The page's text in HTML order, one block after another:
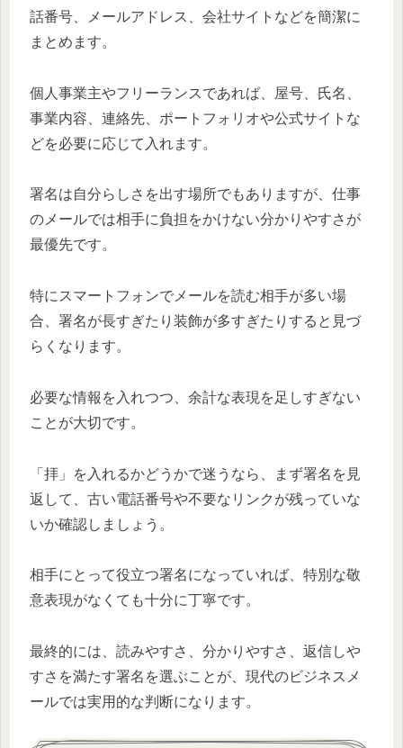
話番号、メールアドレス、会社サイトなどを簡潔に
まとめます。
個人事業主やフリーランスであれば、屋号、氏名、
事業内容、連絡先、ポートフォリオや公式サイトな
どを必要に応じて入れます。
署名は自分らしさを出す場所でもありますが、仕事
のメールでは相手に負担をかけない分かりやすさが
最優先です。
特にスマートフォンでメールを読む相手が多い場
合、署名が長すぎたり装飾が多すぎたりすると見づ
らくなります。
必要な情報を入れつつ、余計な表現を足しすぎない
ことが大切です。
「拝」を入れるかどうかで迷うなら、まず署名を見
返して、古い電話番号や不要なリンクが残っていな
いか確認しましょう。
相手にとって役立つ署名になっていれば、特別な敬
意表現がなくても十分に丁寧です。
最終的には、読みやすさ、分かりやすさ、返信しや
すさを満たす署名を選ぶことが、現代のビジネスメ
ールでは実用的な判断になります。